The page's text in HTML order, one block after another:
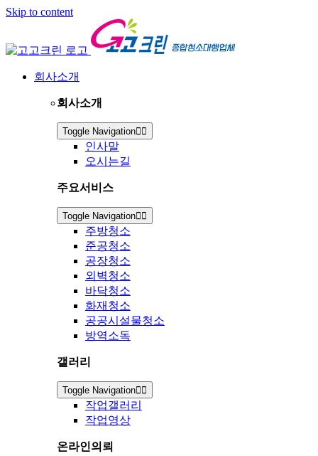
Skip to content
회사소개
회사소개
Toggle Navigation
인사말
오시는길
주요서비스
Toggle Navigation
주방청소
준공청소
공장청소
외벽청소
바닥청소
화재청소
공공시설물청소
방역소독
갤러리
Toggle Navigation
작업갤러리
작업영상
온라인의뢰